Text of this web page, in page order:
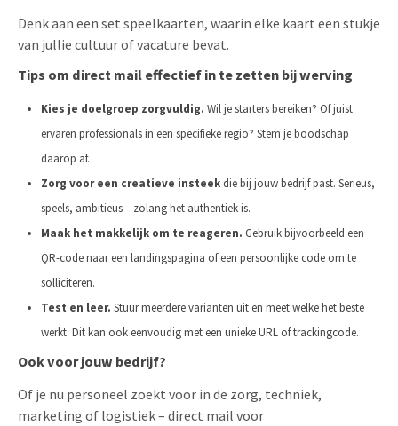
Denk aan een set speelkaarten, waarin elke kaart een stukje
van jullie cultuur of vacature bevat.
Tips om direct mail effectief in te zetten bij werving
Kies je doelgroep zorgvuldig. Wil je starters bereiken? Of juist
ervaren professionals in een specifieke regio? Stem je boodschap
daarop af.
Zorg voor een creatieve insteek die bij jouw bedrijf past. Serieus,
speels, ambitieus – zolang het authentiek is.
Maak het makkelijk om te reageren. Gebruik bijvoorbeeld een
QR-code naar een landingspagina of een persoonlijke code om te
solliciteren.
Test en leer. Stuur meerdere varianten uit en meet welke het beste
werkt. Dit kan ook eenvoudig met een unieke URL of trackingcode.
Ook voor jouw bedrijf?
Of je nu personeel zoekt voor in de zorg, techniek,
marketing of logistiek – direct mail voor